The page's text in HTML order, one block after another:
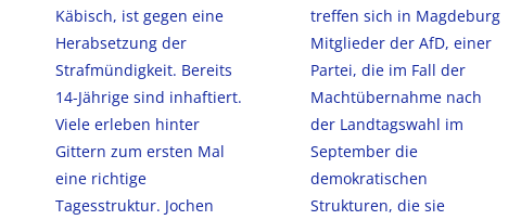
Käbisch, ist gegen eine
Herabsetzung der
Strafmündigkeit. Bereits
14-Jährige sind inhaftiert.
Viele erleben hinter
Gittern zum ersten Mal
eine richtige
Tagesstruktur. Jochen
treffen sich in Magdeburg
Mitglieder der AfD, einer
Partei, die im Fall der
Machtübernahme nach
der Landtagswahl im
September die
demokratischen
Strukturen, die sie